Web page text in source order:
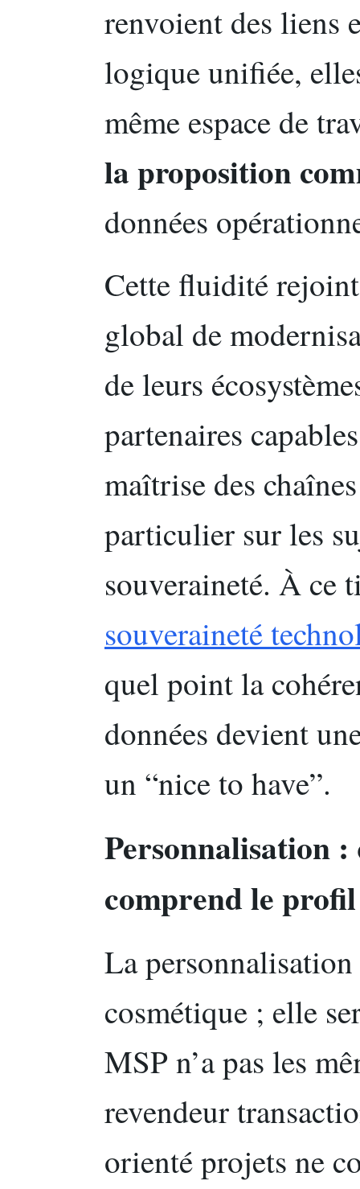
renvoient des liens
logique unifiée,
même espace de
la proposition
données
Cette fluidité
global de
de leurs
partenaires
maîtrise des
particulier sur les
souveraineté. À ce
souveraineté
quel point la
données devient
un “nice to have”.
Personnalisation
comprend le
La personnalisation
cosmétique ; elle
MSP n’a pas les
revendeur
orienté projets ne